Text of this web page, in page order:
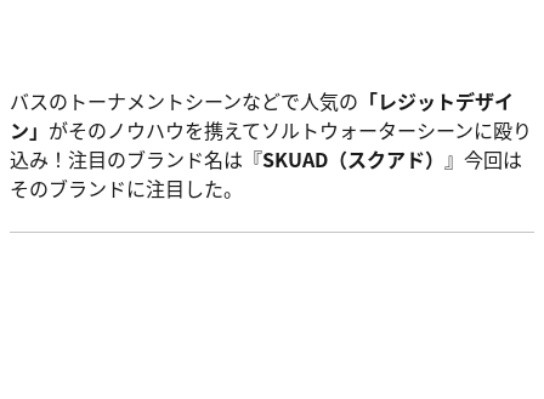
バスのトーナメントシーンなどで人気の 「レジットデザイ
ン」 がそのノウハウを携えてソルトウォーターシーンに殴り
込み！注目のブランド名は『SKUAD（スクアド） 』今回は
そのブランドに注目した。